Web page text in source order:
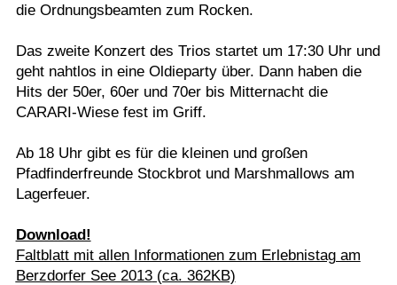
die Ordnungsbeamten zum Rocken.
Das zweite Konzert des Trios startet um 17:30 Uhr und
geht nahtlos in eine Oldieparty über. Dann haben die
Hits der 50er, 60er und 70er bis Mitternacht die
CARARI-Wiese fest im Griff.
Ab 18 Uhr gibt es für die kleinen und großen
Pfadfinderfreunde Stockbrot und Marshmallows am
Lagerfeuer.
Download!
Faltblatt mit allen Informationen zum Erlebnistag am
Berzdorfer See 2013(ca. 362KB)